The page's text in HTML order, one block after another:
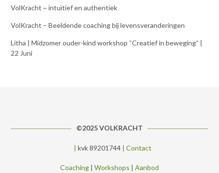
VolKracht ~ intuïtief en authentiek
VolKracht – Beeldende coaching bij levensveranderingen
Litha | Midzomer ouder-kind workshop “Creatief in beweging” |
22 Juni
©2025 VOLKRACHT
kvk 89201744 Contact
Coaching | Workshops | Aanbod